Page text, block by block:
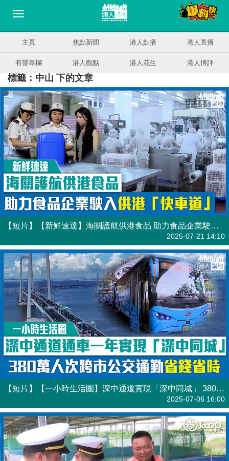
主頁 焦點新聞 港人點播 港人直播
有聲專欄 港人觀點 港人花生 港人博評
標籤：中山 下的文章
【短片】【新鮮速達】海關護航供港食品 助力食品企業駛入供港「快車道」
2025-07-21 14:10
【短片】【一小時生活圈】深中通道實現「深中同城」 380萬人次跨市公交通勤省錢省時
2025-07-06 16:00